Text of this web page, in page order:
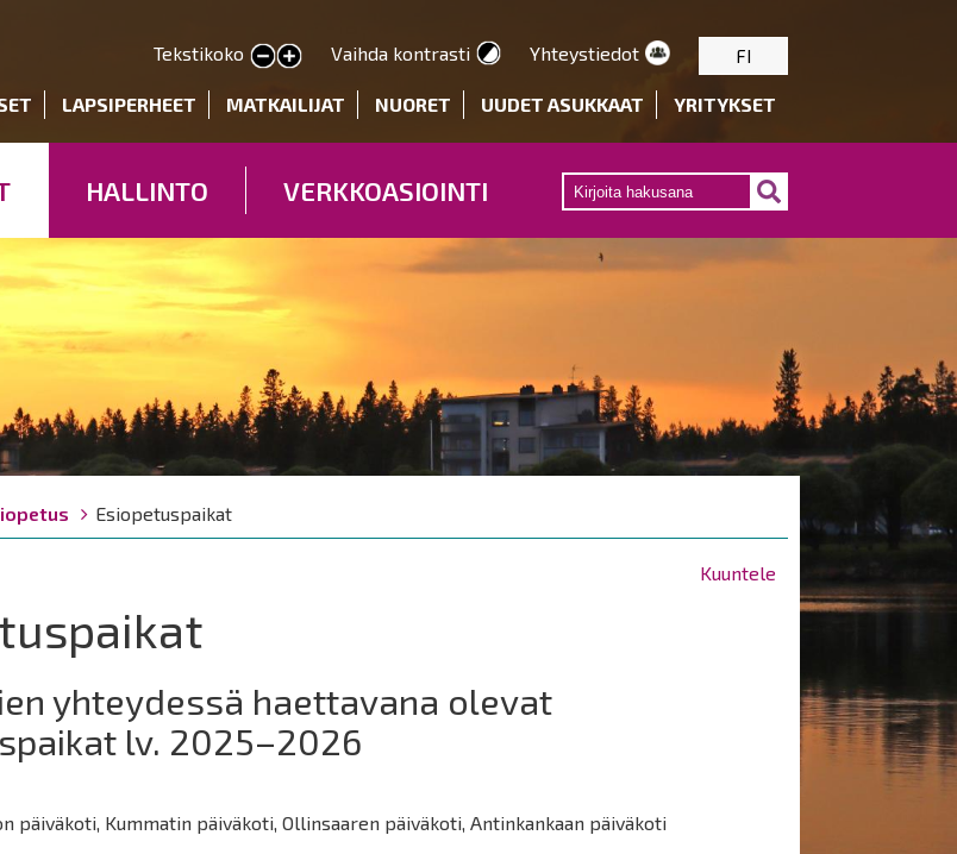
pääsisältöön
Tekstikoko
Pienennä tekstin kokoa
Suurenna tekstin kokoa Vaihda kontrasti Yhteystiedot FI
LAPSIPERHEET MATKAILIJAT NUORET UUDET ASUKKAAT YRITYKSET
HALLINTO VERKKOASIOINTI
Esiopetuspaikat
Kuuntele
yhteydessä haettavana olevat
lv. 2025–2026
päiväkoti, Kummatin päiväkoti, Ollinsaaren päiväkoti, Antinkankaan päiväkoti